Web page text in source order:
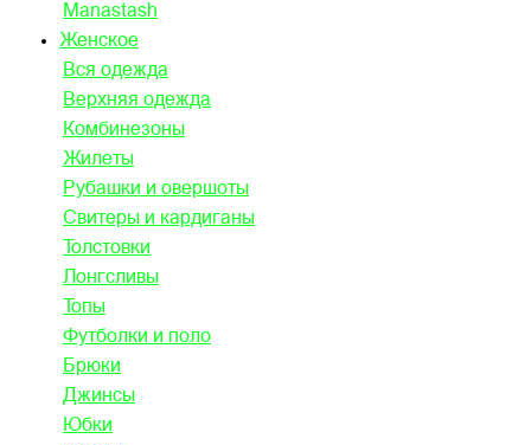
Manastash
Женское
Вся одежда
Верхняя одежда
Комбинезоны
Жилеты
Рубашки и овершоты
Свитеры и кардиганы
Толстовки
Лонгсливы
Топы
Футболки и поло
Брюки
Джинсы
Юбки